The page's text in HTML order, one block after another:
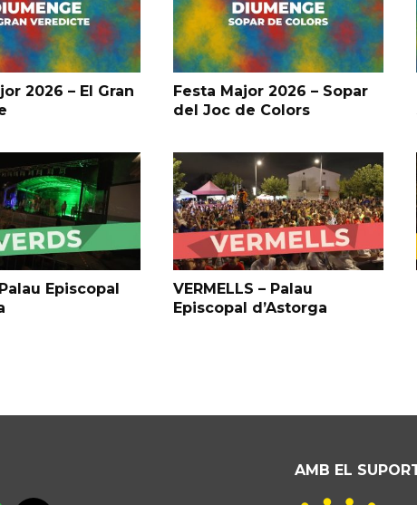
2026 – El Gran
Festa Major 2026 – Sopar
del Joc de Colors
Episcopal
VERMELLS – Palau
Episcopal d’Astorga
AMB EL